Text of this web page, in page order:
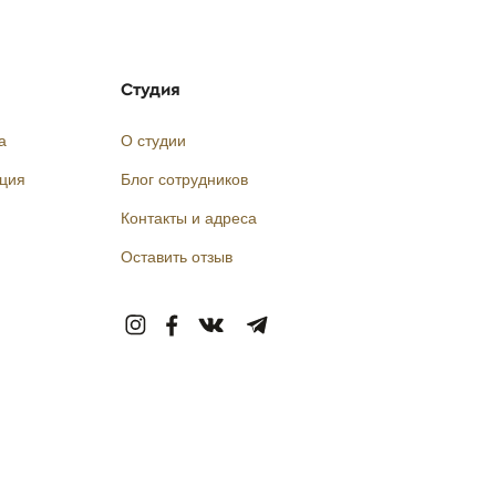
Студия
О студии
Блог сотрудников
Контакты и адреса
Оставить отзыв